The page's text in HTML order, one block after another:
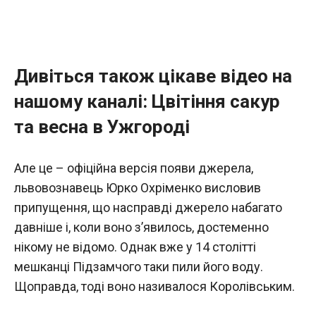
Дивіться також цікаве відео на
нашому каналі: Цвітіння сакур
та весна в Ужгороді
Але це – офіційна версія появи джерела,
львовознавець Юрко Охріменко висловив
припущення, що насправді джерело набагато
давніше і, коли воно з’явилось, достеменно
нікому не відомо. Однак вже у 14 столітті
мешканці Підзамчого таки пили його воду.
Щоправда, тоді воно називалося Королівським.